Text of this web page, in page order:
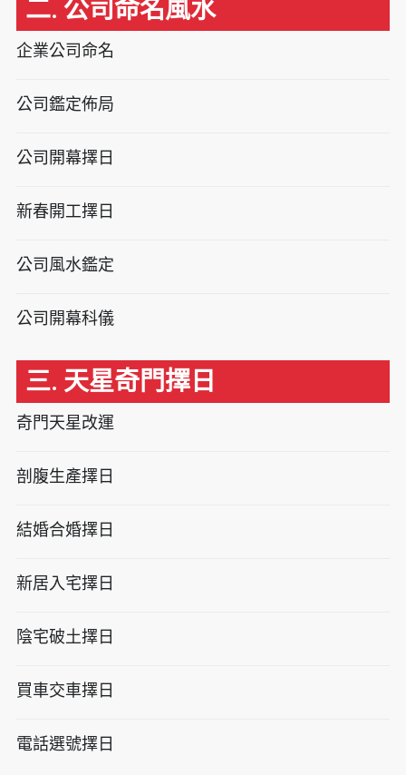
二. 公司命名風水
企業公司命名
公司鑑定佈局
公司開幕擇日
新春開工擇日
公司風水鑑定
公司開幕科儀
三. 天星奇門擇日
奇門天星改運
剖腹生產擇日
結婚合婚擇日
新居入宅擇日
陰宅破土擇日
買車交車擇日
電話選號擇日